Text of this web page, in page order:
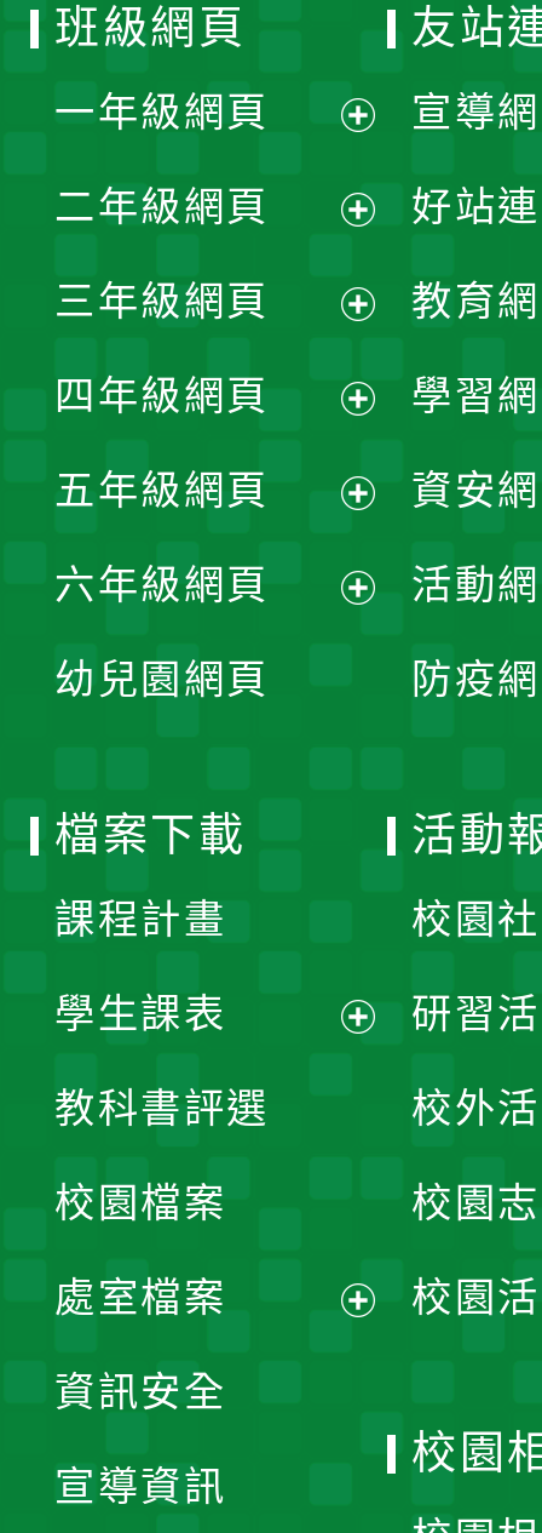
班級網頁
一年級網頁
開
選
單
二年級網頁
開
選
單
三年級網頁
開
選
單
四年級網頁
開
選
五年級網頁
開
六年級網頁
幼兒園網頁
友站
宣導
好站
教育
學習
資安
活動
防疫
檔案下載
課程計畫
學生課表
單
教科書評選
校園檔案
處室檔案
資訊安全
宣導資訊
活動
校園
研習
校外
校園
校園
校園